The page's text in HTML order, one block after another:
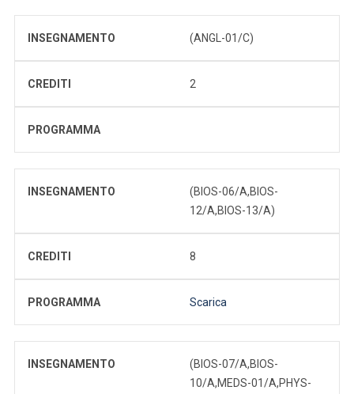
INSEGNAMENTO (ANGL-01/C)
CREDITI 2
PROGRAMMA
INSEGNAMENTO
(BIOS-06/A,BIOS-
12/A,BIOS-13/A)
CREDITI 8
PROGRAMMA Scarica
INSEGNAMENTO
(BIOS-07/A,BIOS-
10/A,MEDS-01/A,PHYS-